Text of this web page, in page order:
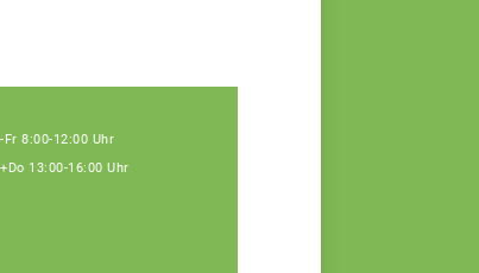
Fr 8:00-12:00 Uhr
13:00-16:00 Uhr